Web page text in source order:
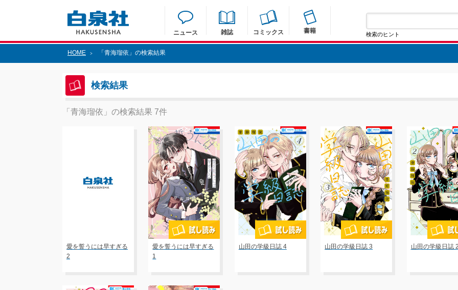
ニュース 雑誌 コミックス 書籍 検索のヒント
HOME > 「青海瑠依」の検索結果
検索結果
「青海瑠依」の検索結果 7件
愛を誓うには早すぎる
2
愛を誓うには早すぎる
1
山田の学級日誌 4 山田の学級日誌 3 山田の学級日誌